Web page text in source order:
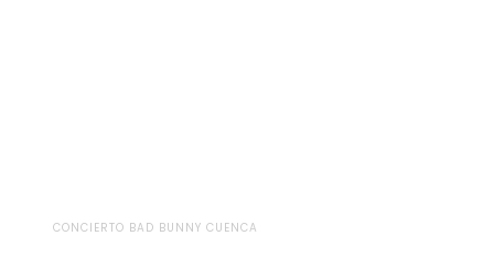
CONCIERTO BAD BUNNY CUENCA